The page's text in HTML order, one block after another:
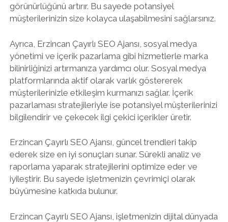
görünürlüğünü artırır. Bu sayede potansiyel
müşterilerinizin size kolayca ulaşabilmesini sağlarsınız.
Ayrıca, Erzincan Çayırlı SEO Ajansı, sosyal medya
yönetimi ve içerik pazarlama gibi hizmetlerle marka
bilinirliğinizi artırmanıza yardımcı olur. Sosyal medya
platformlarında aktif olarak varlık göstererek
müşterilerinizle etkileşim kurmanızı sağlar. İçerik
pazarlaması stratejileriyle ise potansiyel müşterilerinizi
bilgilendirir ve çekecek ilgi çekici içerikler üretir.
Erzincan Çayırlı SEO Ajansı, güncel trendleri takip
ederek size en iyi sonuçları sunar. Sürekli analiz ve
raporlama yaparak stratejilerini optimize eder ve
iyileştirir. Bu sayede işletmenizin çevrimiçi olarak
büyümesine katkıda bulunur.
Erzincan Çayırlı SEO Ajansı, işletmenizin dijital dünyada